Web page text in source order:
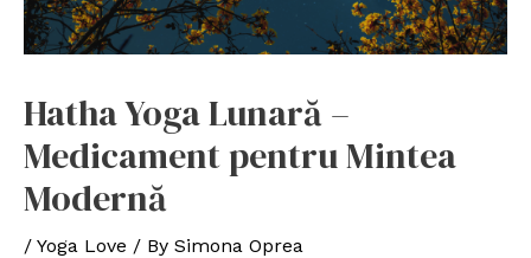
Hatha Yoga Lunară –
Medicament pentru Mintea
Modernă
/ Yoga Love / By Simona Oprea